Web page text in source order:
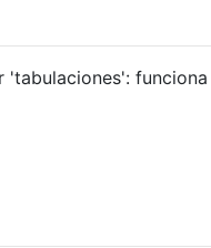
'tabulaciones':